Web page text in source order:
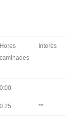
Hores
caminades
Interès
0:00
0:25 **